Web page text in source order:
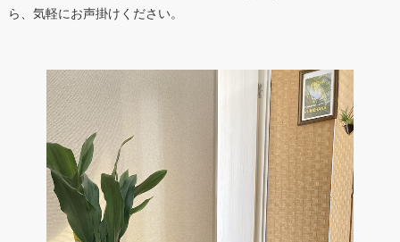
ら、気軽にお声掛けください。